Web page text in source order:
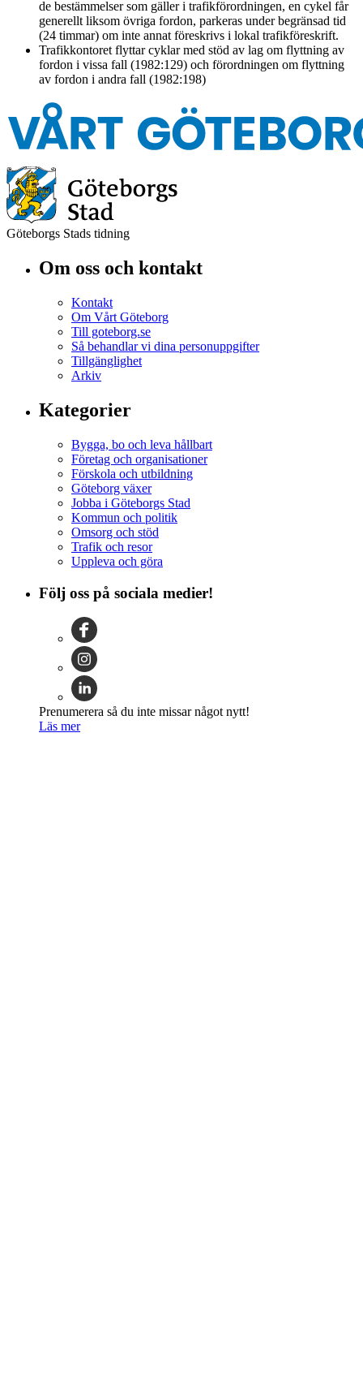
de bestämmelser som gäller i trafikförordningen, en cykel får
generellt liksom övriga fordon, parkeras under begränsad tid
(24 timmar) om inte annat föreskrivs i lokal trafikföreskrift.
Trafikkontoret flyttar cyklar med stöd av lag om flyttning av
fordon i vissa fall (1982:129) och förordningen om flyttning
av fordon i andra fall (1982:198)
Göteborgs Stads tidning
Om oss och kontakt
Kontakt
Om Vårt Göteborg
Till goteborg.se
Så behandlar vi dina personuppgifter
Tillgänglighet
Arkiv
Kategorier
Bygga, bo och leva hållbart
Företag och organisationer
Förskola och utbildning
Göteborg växer
Jobba i Göteborgs Stad
Kommun och politik
Omsorg och stöd
Trafik och resor
Uppleva och göra
Följ oss på sociala medier!
Prenumerera så du inte missar något nytt!
Läs mer